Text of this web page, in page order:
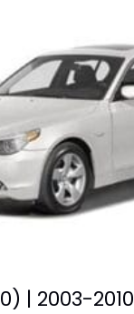
| 2003-2010